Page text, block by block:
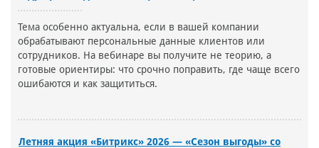
Тема особенно актуальна, если в вашей компании
обрабатывают персональные данные клиентов или
сотрудников. На вебинаре вы получите не теорию, а
готовые ориентиры: что срочно поправить, где чаще всего
ошибаются и как защититься.
Летняя акция «Битрикс» 2026 — «Сезон выгоды» со